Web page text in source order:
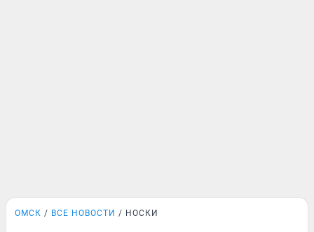
ОМСК ВСЕ НОВОСТИ НОСКИ